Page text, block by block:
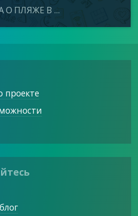
О ПЛЯЖЕ В ...